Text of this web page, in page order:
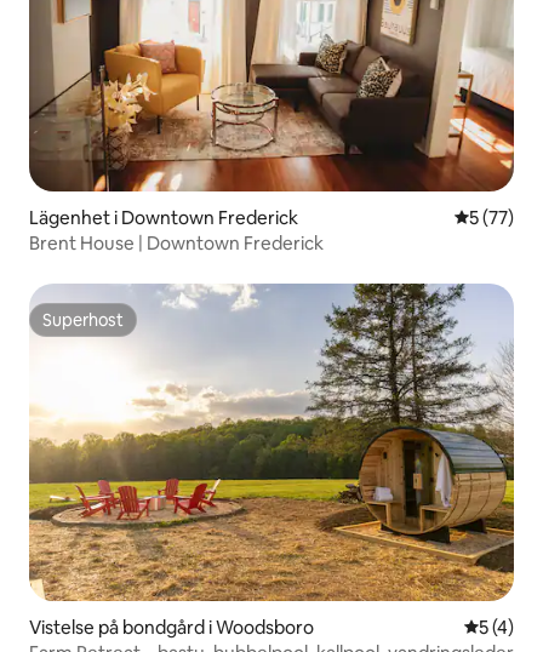
Lägenhet i Downtown Frederick 5 av 5 i
5 (77)
Brent House | Downtown Frederick
Superhost
Superhost
Vistelse på bondgård i Woodsboro 5 av 5 i
5 (4)